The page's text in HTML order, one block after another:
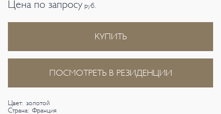
Цена по запросу руб.
КУПИТЬ
ПОСМОТРЕТЬ В РЕЗИДЕНЦИИ
Цвет: золотой
Страна: Франция